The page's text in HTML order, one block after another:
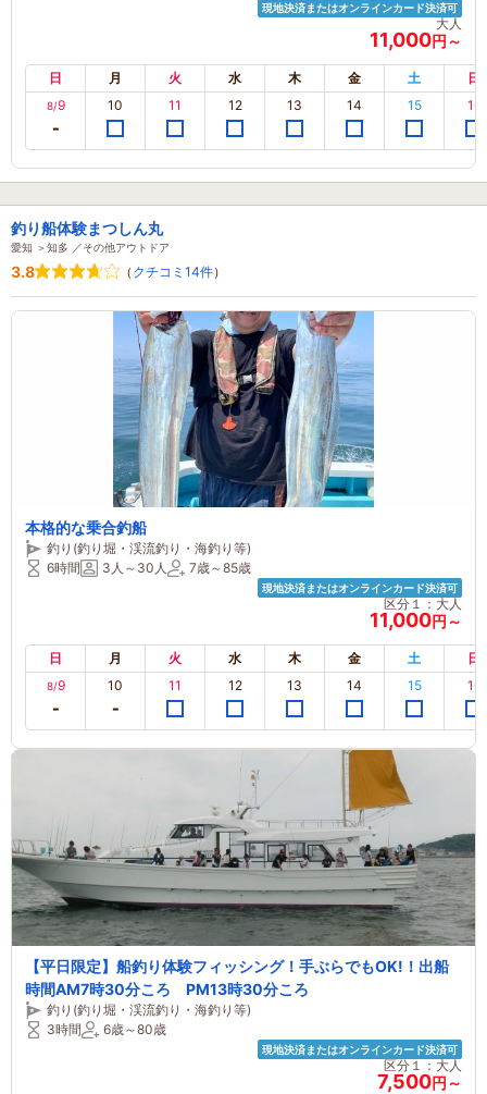
現地決済またはオンラインカード決済可
大人
11,000円～
日 月 火 水 木 金 土 日
8/9 10 11 12 13 14 15 16
釣り船体験まつしん丸
愛知 ＞知多 ／その他アウトドア
3.8 （ クチコミ14件）
本格的な乗合釣船
釣り(釣り堀・渓流釣り・海釣り等)
6時間
3人～30人 7歳～85歳
現地決済またはオンラインカード決済可
区分１：大人
11,000円～
日 月 火 水 木 金 土 日
8/9 10 11 12 13 14 15 16
【平日限定】船釣り体験フィッシング！手ぶらでもOK!！出船
時間AM7時30分ころ PM13時30分ころ
釣り(釣り堀・渓流釣り・海釣り等)
3時間
6歳～80歳
現地決済またはオンラインカード決済可
区分１：大人
7,500円～